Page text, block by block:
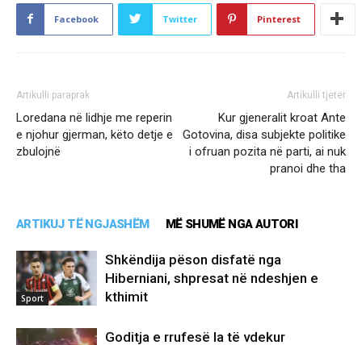
Facebook Twitter Pinterest
Artikulli paraprak
Loredana në lidhje me reperin
e njohur gjerman, këto detje e
zbulojnë
Artikulli tjetër
Kur gjeneralit kroat Ante
Gotovina, disa subjekte politike
i ofruan pozita në parti, ai nuk
pranoi dhe tha
ARTIKUJ TË NGJASHËM MË SHUMË NGA AUTORI
Sport
Shkëndija pëson disfatë nga
Hiberniani, shpresat në ndeshjen e
kthimit
Goditja e rrufesë la të vdekur